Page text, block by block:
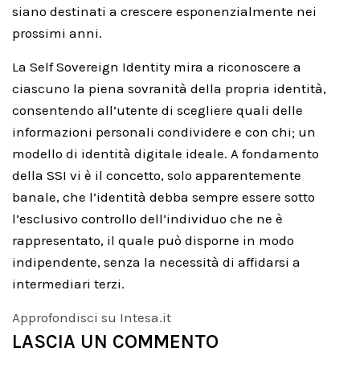
siano destinati a crescere esponenzialmente nei
prossimi anni.
La Self Sovereign Identity mira a riconoscere a
ciascuno la piena sovranità della propria identità,
consentendo all’utente di scegliere quali delle
informazioni personali condividere e con chi; un
modello di identità digitale ideale. A fondamento
della SSI vi è il concetto, solo apparentemente
banale, che l’identità debba sempre essere sotto
l’esclusivo controllo dell’individuo che ne è
rappresentato, il quale può disporne in modo
indipendente, senza la necessità di affidarsi a
intermediari terzi.
Approfondisci su Intesa.it
LASCIA UN COMMENTO